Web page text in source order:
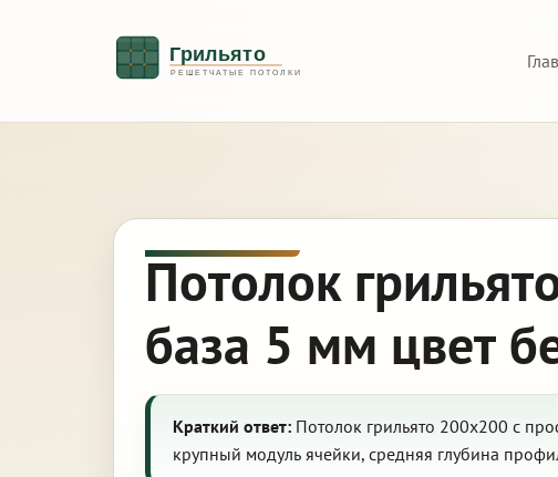
Потолок
база 5 мм цвет
Краткий ответ: Потолок грильято 200х200 с
крупный модуль ячейки, средняя глубина